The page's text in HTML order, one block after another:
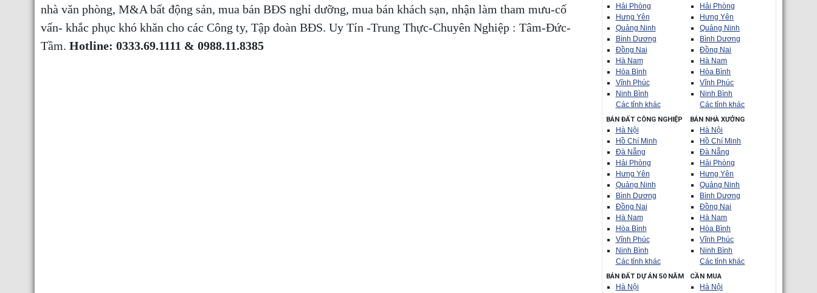
nhà văn phòng, M&A bất động sản, mua bán BĐS nghỉ dưỡng, mua bán khách sạn, nhận làm tham mưu-cố
vấn- khắc phục khó khăn cho các Công ty, Tập đoàn BĐS. Uy Tín -Trung Thực-Chuyên Nghiệp : Tâm-Đức-
Tầm. Hotline: 0333.69.1111 & 0988.11.8385
Hải Phòng
Hưng Yên
Quảng Ninh
Bình Dương
Đồng Nai
Hà Nam
Hòa Bình
Vĩnh Phúc
Ninh Bình
Các tỉnh khác
Hải Phòng
Hưng Yên
Quảng Ninh
Bình Dương
Đồng Nai
Hà Nam
Hòa Bình
Vĩnh Phúc
Ninh Bình
Các tỉnh khác
BÁN ĐẤT CÔNG NGHIỆP
Hà Nội
Hồ Chí Minh
Đà Nẵng
Hải Phòng
Hưng Yên
Quảng Ninh
Bình Dương
Đồng Nai
Hà Nam
Hòa Bình
Vĩnh Phúc
Ninh Bình
Các tỉnh khác
BÁN NHÀ XƯỞNG
Hà Nội
Hồ Chí Minh
Đà Nẵng
Hải Phòng
Hưng Yên
Quảng Ninh
Bình Dương
Đồng Nai
Hà Nam
Hòa Bình
Vĩnh Phúc
Ninh Bình
Các tỉnh khác
BÁN ĐẤT DỰ ÁN 50 NĂM
Hà Nội
CẦN MUA
Hà Nội